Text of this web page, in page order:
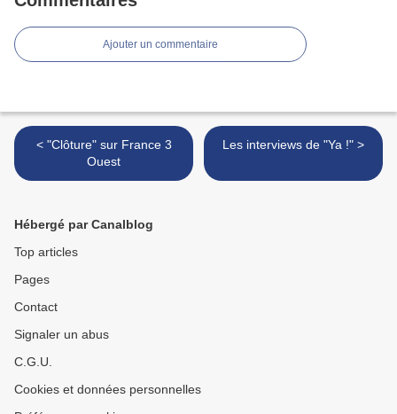
Ajouter un commentaire
< "Clôture" sur France 3
Ouest
Les interviews de "Ya !" >
Hébergé par Canalblog
Top articles
Pages
Contact
Signaler un abus
C.G.U.
Cookies et données personnelles